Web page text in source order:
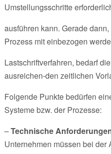
Umstellungsschritte
ausführen kann. Gerade
Prozess mit einbezogen
Lastschriftverfahren, bedarf
ausreichen-den zeitlichen
Folgende Punkte bedürfen
Systeme bzw. der Prozesse:
–Technische
Unternehmen müssen bei der